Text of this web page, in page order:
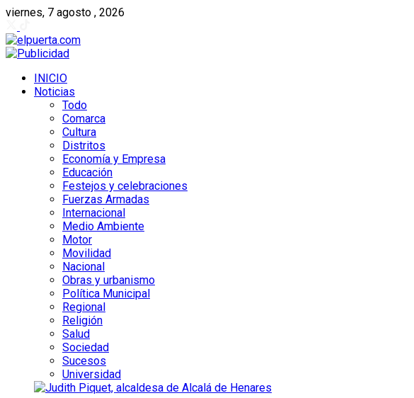
viernes, 7 agosto , 2026
INICIO
Noticias
Todo
Comarca
Cultura
Distritos
Economía y Empresa
Educación
Festejos y celebraciones
Fuerzas Armadas
Internacional
Medio Ambiente
Motor
Movilidad
Nacional
Obras y urbanismo
Política Municipal
Regional
Religión
Salud
Sociedad
Sucesos
Universidad